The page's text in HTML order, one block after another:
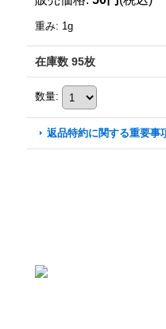
重み: 1g
在庫数 95枚
数量:
返品特約に関する重要事